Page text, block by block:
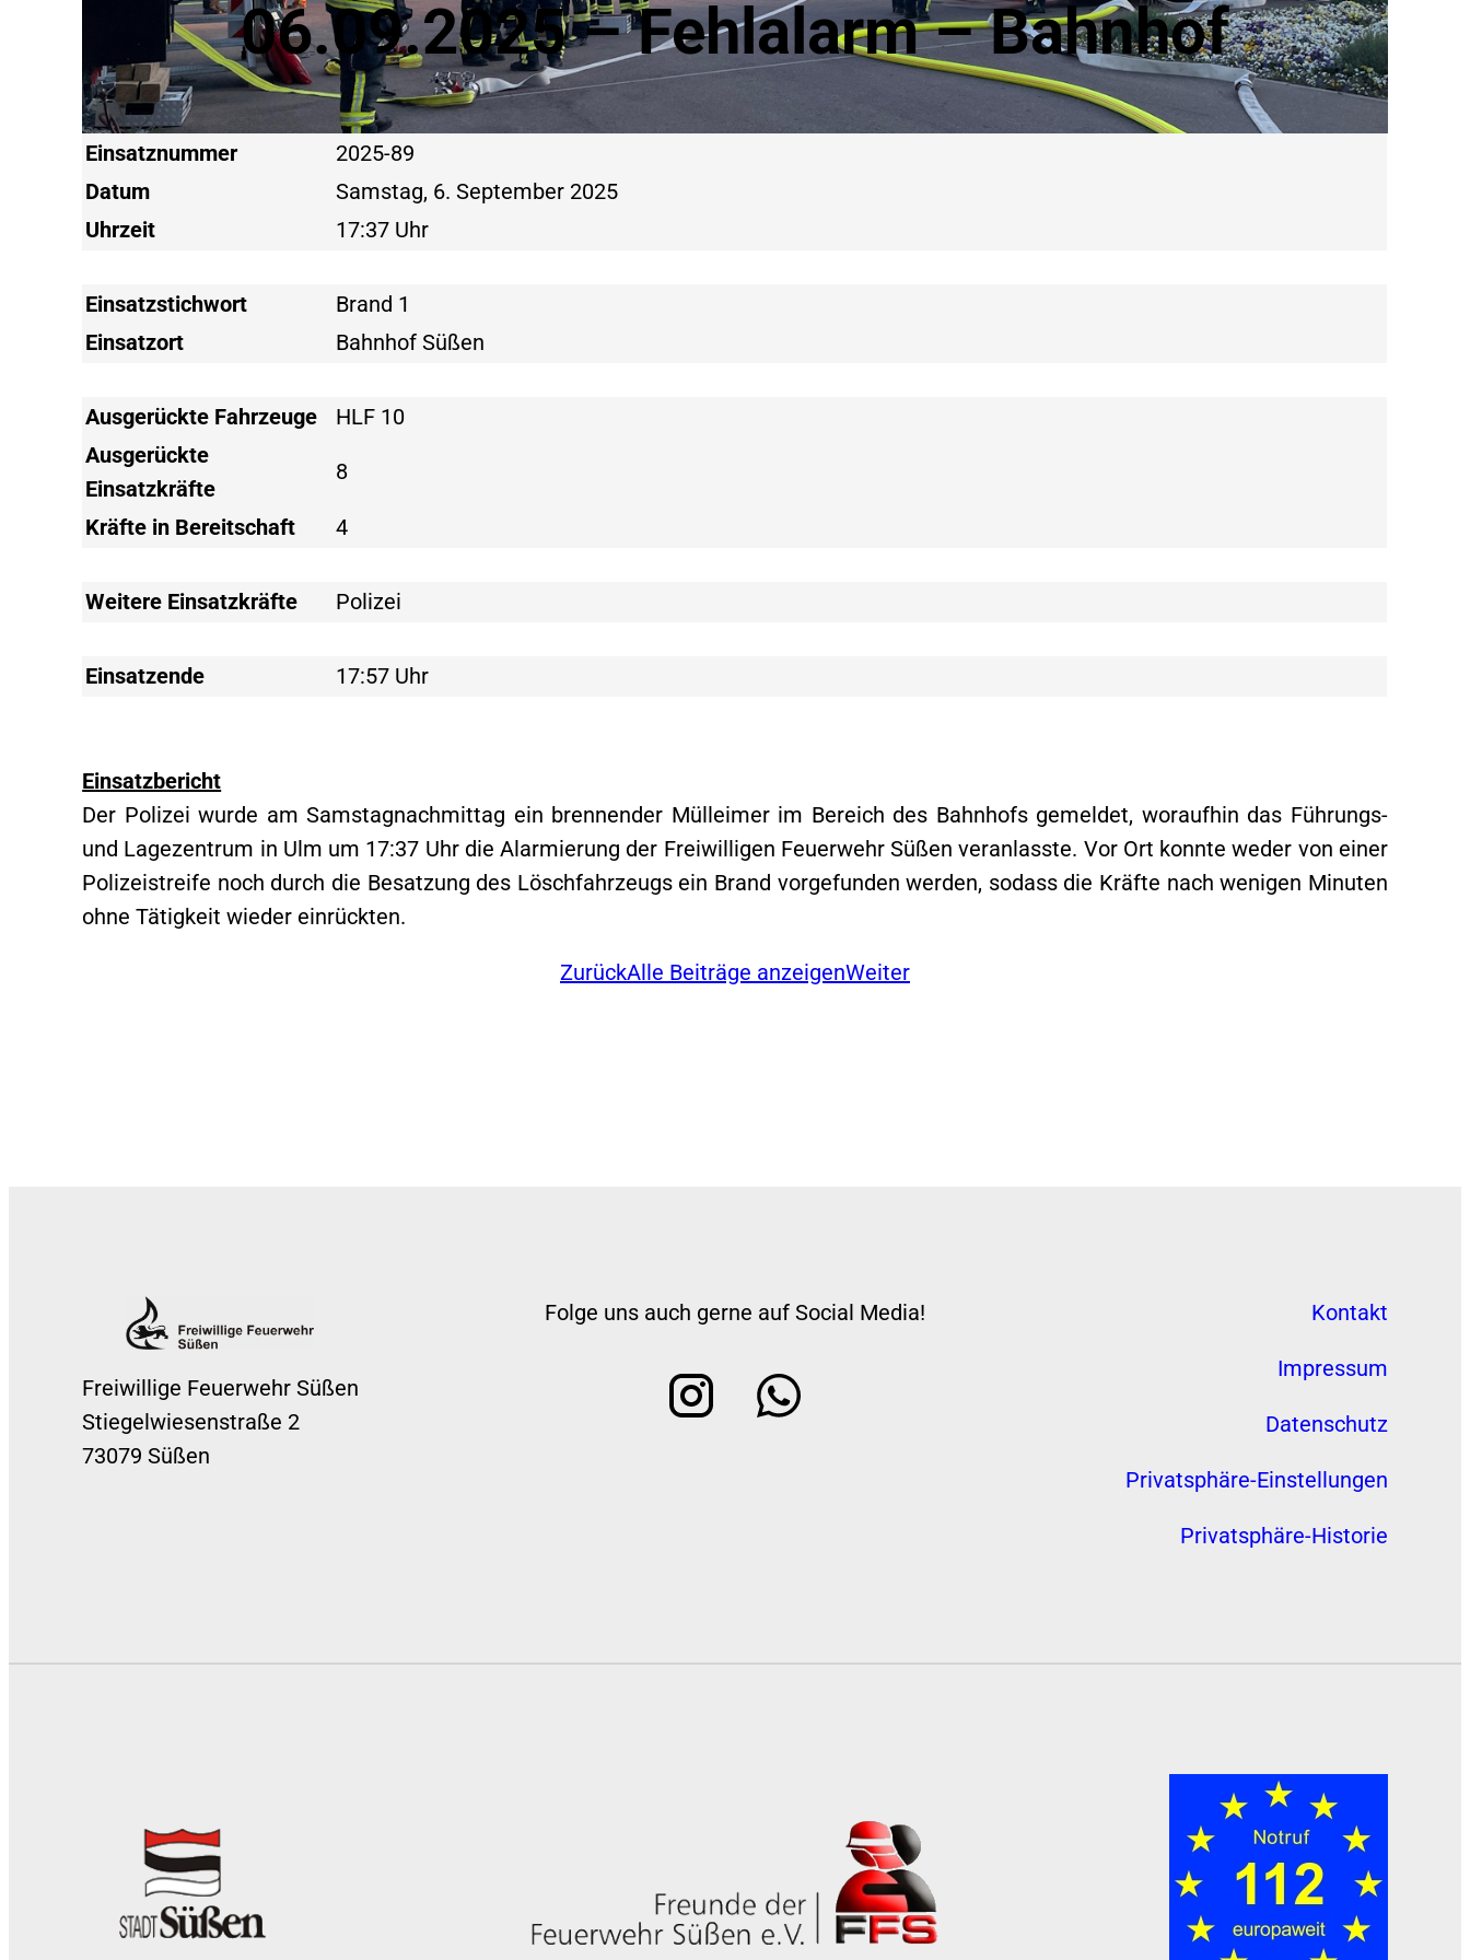
06.09.2025 – Fehlalarm – Bahnhof
Einsatznummer
2025-89
Datum
Samstag, 6. September 2025
Uhrzeit
17:37 Uhr
Einsatzstichwort
Brand 1
Einsatzort
Bahnhof Süßen
Ausgerückte Fahrzeuge
HLF 10
Ausgerückte
Einsatzkräfte
8
Kräfte in Bereitschaft 4
Weitere Einsatzkräfte Polizei
Einsatzende 17:57 Uhr
Einsatzbericht
Der Polizei wurde am Samstagnachmittag ein brennender Mülleimer im Bereich des Bahnhofs gemeldet, woraufhin das Führungs-
und Lagezentrum in Ulm um 17:37 Uhr die Alarmierung der Freiwilligen Feuerwehr Süßen veranlasste. Vor Ort konnte weder von einer
Polizeistreife noch durch die Besatzung des Löschfahrzeugs ein Brand vorgefunden werden, sodass die Kräfte nach wenigen Minuten
ohne Tätigkeit wieder einrückten.
ZurückAlle Beiträge anzeigenWeiter
Freiwillige Feuerwehr Süßen
Stiegelwiesenstraße 2
73079 Süßen
Folge uns auch gerne auf Social Media! Kontakt
Impressum
Datenschutz
Privatsphäre-Einstellungen
Privatsphäre-Historie